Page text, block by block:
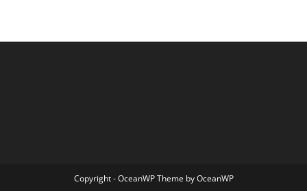
Copyright - OceanWP Theme by OceanWP